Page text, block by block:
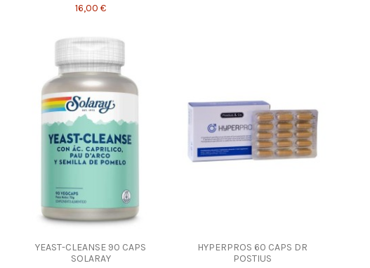
16,00 €
YEAST-CLEANSE 90 CAPS
SOLARAY
HYPERPROS 60 CAPS DR
POSTIUS